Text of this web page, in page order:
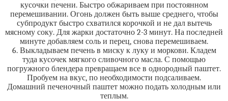
кусочки печени. Быстро обжариваем при постоянном
перемешивании. Огонь должен быть выше среднего, чтобы
субпродукт быстро схватился корочкой и не дал вытечь
мясному соку. Для жарки достаточно 2-3 минут. На последней
минуте добавляем соль и перец, снова перемешиваем.
6. Выкладываем печень в миску к луку и моркови. Кладем
туда кусочек мягкого сливочного масла. С помощью
погружного блендера превращаем все в однородный паштет.
Пробуем на вкус, по необходимости подсаливаем.
Домашний печеночный паштет можно подать холодным или
теплым.